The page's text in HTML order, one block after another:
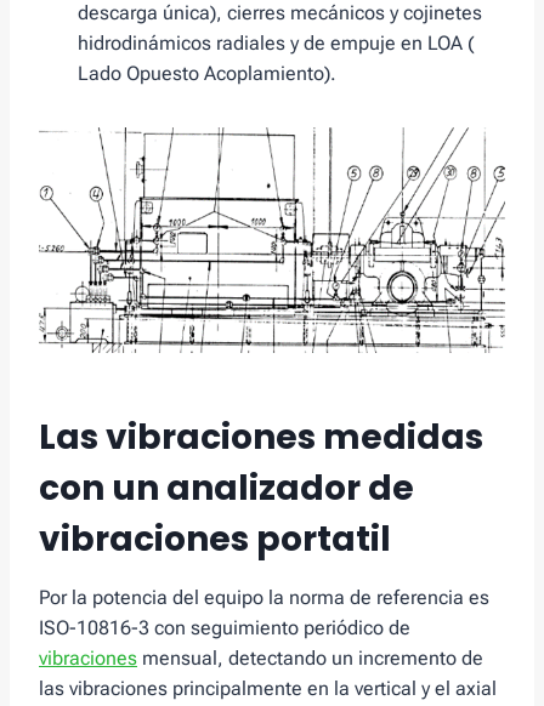
descarga única), cierres mecánicos y cojinetes
hidrodinámicos radiales y de empuje en LOA (
Lado Opuesto Acoplamiento).
Las vibraciones medidas
con un analizador de
vibraciones portatil
Por la potencia del equipo la norma de referencia es
ISO-10816-3 con seguimiento periódico de
vibraciones mensual, detectando un incremento de
las vibraciones principalmente en la vertical y el axial